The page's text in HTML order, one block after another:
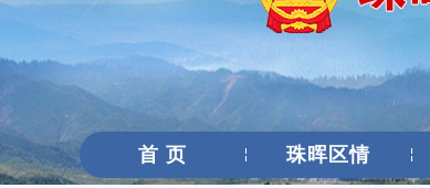
首 页 珠晖区情